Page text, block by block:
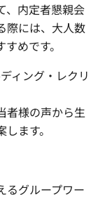
、内定者懇親会
際には、大人数
めです。
ィング・レクリ
者様の声から生
ます。
るグループワー